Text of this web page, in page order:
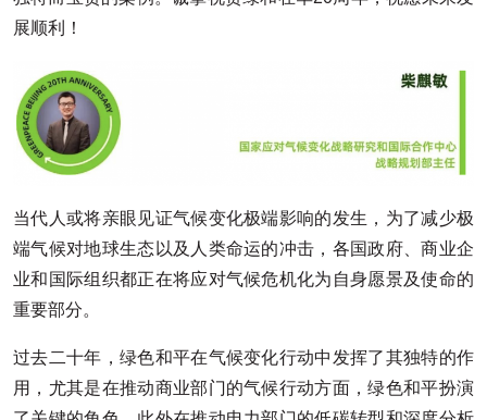
展顺利！
当代人或将亲眼见证气候变化极端影响的发生，为了减少极
端气候对地球生态以及人类命运的冲击，各国政府、商业企
业和国际组织都正在将应对气候危机化为自身愿景及使命的
重要部分。
过去二十年，绿色和平在气候变化行动中发挥了其独特的作
用，尤其是在推动商业部门的气候行动方面，绿色和平扮演